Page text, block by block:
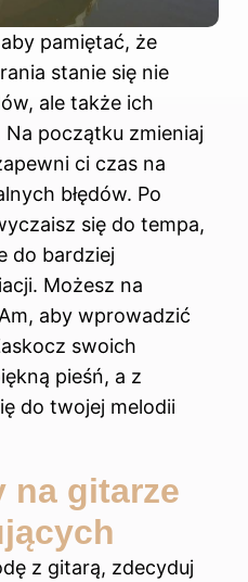
pamiętać, że
stanie się nie
ale także ich
Na początku zmieniaj
ci czas na
błędów. Po
się do tempa,
do bardziej
Możesz na
aby wprowadzić
swoich
pieśń, a z
do twojej melodii
na gitarze
z gitarą, zdecyduj